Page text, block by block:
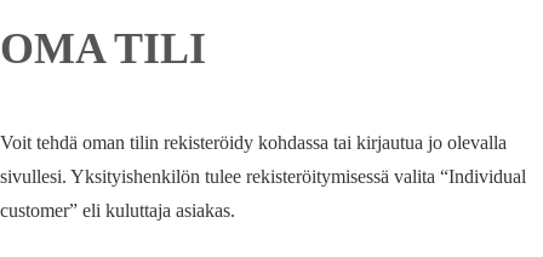
OMA TILI
Voit tehdä oman tilin rekisteröidy kohdassa tai kirjautua jo olevalla
sivullesi. Yksityishenkilön tulee rekisteröitymisessä valita “Individual
customer” eli kuluttaja asiakas.